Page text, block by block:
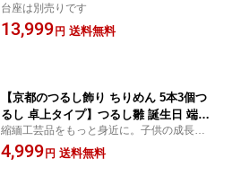
のつるし飾り ちりめん 干支 6本飾り】
つるし雛 誕生日 雛祭り 子供の日 七五
台座は別売りです
13,999 円 送料無料
【京都のつるし飾り ちりめん 5本3個つ
るし 卓上タイプ】つるし雛 誕生日 端午
の節句 鯉のぼり こいのぼり かぶと 兜
ちまき かしわもち 柏餅 チマキ 鯉の滝
縮緬工芸品をもっと身近に。子供の成長を
願う贈り物として。こどもの日/子供の日
4,999 円 送料無料